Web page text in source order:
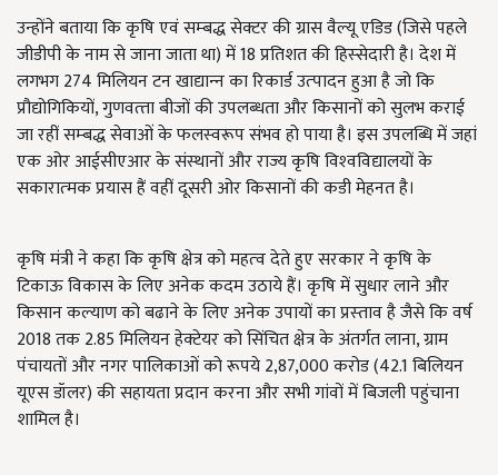
उन्होंने बताया कि कृषि एवं सम्‍बद्ध सेक्‍टर की ग्रास वैल्‍यू एडिड (जिसे पहले
जीडीपी के नाम से जाना जाता था) में 18 प्रतिशत की हिस्‍सेदारी है। देश में
लगभग 274 मिलियन टन खाद्यान्‍न का रिकार्ड उत्‍पादन हुआ है जो कि
प्रौद्योगिकियों, गुणवत्‍ता बीजों की उपलब्‍धता और किसानों को सुलभ कराई
जा रहीं सम्‍बद्ध सेवाओं के फलस्‍वरूप संभव हो पाया है। इस उपलब्धि में जहां
एक ओर आईसीएआर के संस्‍थानों और राज्‍य कृषि विश्‍वविद्यालयों के
सकारात्‍मक प्रयास हैं वहीं दूसरी ओर किसानों की कडी मेहनत है।
कृषि मंत्री ने कहा कि कृषि क्षेत्र को महत्‍व देते हुए सरकार ने कृषि के
टिकाऊ विकास के लिए अनेक कदम उठाये हैं। कृषि में सुधार लाने और
किसान कल्‍याण को बढाने के लिए अनेक उपायों का प्रस्‍ताव है जैसे कि वर्ष
2018 तक 2.85 मिलियन हेक्‍टेयर को सिंचित क्षेत्र के अंतर्गत लाना, ग्राम
पंचायतों और नगर पालिकाओं को रूपये 2,87,000 करोड (42.1 बिलियन
यूएस डॉलर) की सहायता प्रदान करना और सभी गांवों में बिजली पहुंचाना
शामिल है।